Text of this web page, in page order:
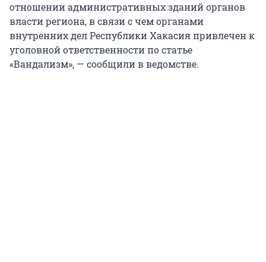
отношении административных зданий органов
власти региона, в связи с чем органами
внутренних дел Республики Хакасия привлечен к
уголовной ответственности по статье
«Вандализм», — сообщили в ведомстве.